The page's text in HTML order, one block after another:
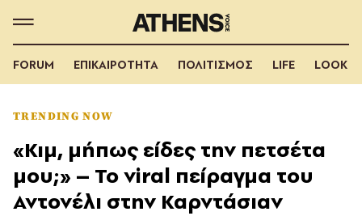
FORUM ΕΠΙΚΑΙΡΟΤΗΤΑ ΠΟΛΙΤΙΣΜΟΣ LIFE LOOK
TRENDING NOW
«Κιμ, μήπως είδες την πετσέτα
μου;» – Το viral πείραγμα του
Αντονέλι στην Καρντάσιαν